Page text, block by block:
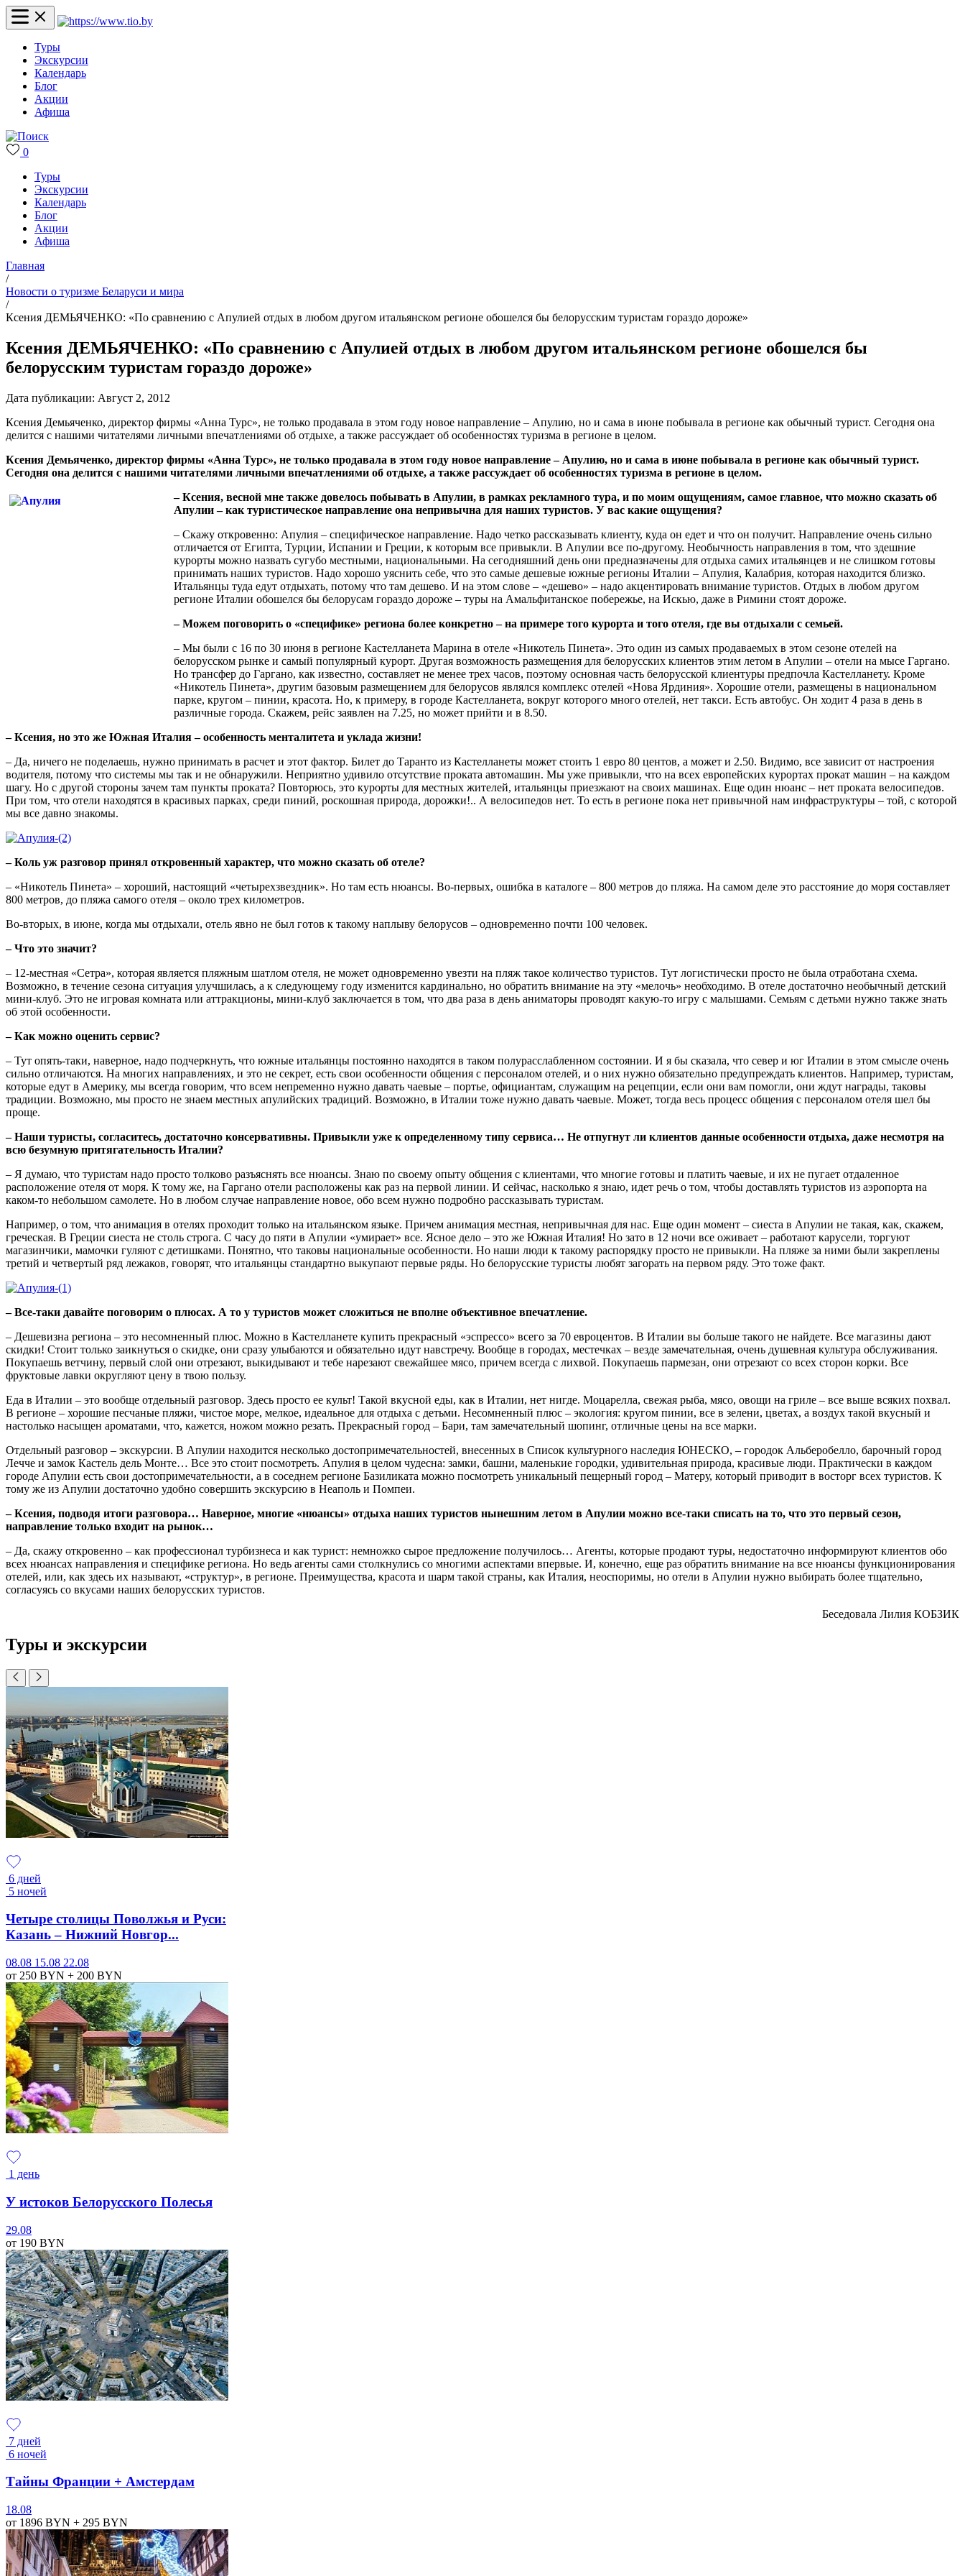
Туры
Экскурсии
Календарь
Блог
Акции
Афиша
0
Туры
Экскурсии
Календарь
Блог
Акции
Афиша
Главная
/
Новости о туризме Беларуси и мира
/
Ксения ДЕМЬЯЧЕНКО: «По сравнению с Апулией отдых в любом другом итальянском регионе обошелся бы белорусским туристам гораздо дороже»
Ксения ДЕМЬЯЧЕНКО: «По сравнению с Апулией отдых в любом другом итальянском регионе обошелся бы
белорусским туристам гораздо дороже»
Дата публикации: Август 2, 2012
Ксения Демьяченко, директор фирмы «Анна Турс», не только продавала в этом году новое направление – Апулию, но и сама в июне побывала в регионе как обычный турист. Сегодня она
делится с нашими читателями личными впечатлениями об отдыхе, а также рассуждает об особенностях туризма в регионе в целом.
Ксения Демьяченко, директор фирмы «Анна Турс», не только продавала в этом году новое направление – Апулию, но и сама в июне побывала в регионе как обычный турист.
Сегодня она делится с нашими читателями личными впечатлениями об отдыхе, а также рассуждает об особенностях туризма в регионе в целом.
– Ксения, весной мне также довелось побывать в Апулии, в рамках рекламного тура, и по моим ощущениям, самое главное, что можно сказать об
Апулии – как туристическое направление она непривычна для наших туристов. У вас какие ощущения?
– Скажу откровенно: Апулия – специфическое направление. Надо четко рассказывать клиенту, куда он едет и что он получит. Направление очень сильно
отличается от Египта, Турции, Испании и Греции, к которым все привыкли. В Апулии все по-другому. Необычность направления в том, что здешние
курорты можно назвать сугубо местными, национальными. На сегодняшний день они предназначены для отдыха самих итальянцев и не слишком готовы
принимать наших туристов. Надо хорошо уяснить себе, что это самые дешевые южные регионы Италии – Апулия, Калабрия, которая находится близко.
Итальянцы туда едут отдыхать, потому что там дешево. И на этом слове – «дешево» – надо акцентировать внимание туристов. Отдых в любом другом
регионе Италии обошелся бы белорусам гораздо дороже – туры на Амальфитанское побережье, на Искью, даже в Римини стоят дороже.
– Можем поговорить о «специфике» региона более конкретно – на примере того курорта и того отеля, где вы отдыхали с семьей.
– Мы были с 16 по 30 июня в регионе Кастелланета Марина в отеле «Никотель Пинета». Это один из самых продаваемых в этом сезоне оте­лей на
белорусском рынке и самый популярный курорт. Другая возможность размещения для белорусских клиентов этим летом в Апулии – оте­ли на мысе Гаргано.
Но трансфер до Гаргано, как известно, составляет не менее трех часов, поэтому основная часть белорусской клиентуры предпочла Кастелланету. Кроме
«Никотель Пинета», другим базовым размещением для белорусов являлся комплекс отелей «Нова Ярдиния». Хорошие отели, размещены в национальном
парке, кругом – пинии, красота. Но, к примеру, в городе Кастелланета, вокруг которого много отелей, нет такси. Есть автобус. Он ходит 4 раза в день в
различные города. Скажем, рейс заявлен на 7.25, но может прийти и в 8.50.
– Ксения, но это же Южная Италия – особенность менталитета и уклада жизни!
– Да, ничего не поделаешь, нужно принимать в расчет и этот фактор. Билет до Таранто из Кастелланеты может стоить 1 евро 80 центов, а может и 2.50. Видимо, все зависит от настроения
водителя, потому что системы мы так и не обнаружили. Неприятно удивило отсутствие проката автомашин. Мы уже привыкли, что на всех европейских курортах прокат машин – на каждом
шагу. Но с другой стороны зачем там пункты проката? Повторюсь, это курорты для местных жителей, итальянцы приезжают на своих машинах. Еще один нюанс – нет проката велосипедов.
При том, что отели находятся в красивых парках, среди пиний, роскошная природа, дорожки!.. А велосипедов нет. То есть в регионе пока нет привычной нам инфраструктуры – той, с которой
мы все давно знакомы.
– Коль уж разговор принял откровенный характер, что можно сказать об отеле?
– «Никотель Пинета» – хороший, настоящий «четырехзвездник». Но там есть нюансы. Во-первых, ошибка в каталоге – 800 метров до пляжа. На самом деле это расстояние до моря составляет
800 метров, до пляжа самого отеля – около трех километров.
Во-вторых, в июне, когда мы отдыхали, отель явно не был готов к такому наплыву белорусов – одновременно почти 100 человек.
– Что это значит?
– 12-местная «Сетра», которая является пляжным шатлом отеля, не может одновременно увезти на пляж такое количество туристов. Тут логистически просто не была отработана схема.
Возможно, в течение сезона ситуация улучшилась, а к следующему году изменится кардинально, но обратить внимание на эту «мелочь» необходимо. В отеле достаточно необычный детский
мини-клуб. Это не игровая комната или аттракционы, мини-клуб заключается в том, что два раза в день аниматоры проводят какую-то игру с малышами. Семьям с детьми нужно также знать
об этой особенности.
– Как можно оценить сервис?
– Тут опять-таки, наверное, надо подчеркнуть, что южные итальянцы постоянно находятся в таком полурасслабленном состоянии. И я бы сказала, что север и юг Италии в этом смысле очень
сильно отличаются. На многих направлениях, и это не секрет, есть свои особенности общения с персоналом отелей, и о них нужно обязательно предупреждать клиентов. Например, туристам,
которые едут в Америку, мы всегда говорим, что всем непременно нужно давать чаевые – портье, официантам, служащим на рецепции, если они вам помогли, они ждут награды, таковы
традиции. Возможно, мы просто не знаем местных апулийских традиций. Возможно, в Италии тоже нужно давать чаевые. Может, тогда весь процесс общения с персоналом отеля шел бы
проще.
– Наши туристы, согласитесь, достаточно консервативны. Привыкли уже к определенному типу сервиса… Не отпугнут ли клиентов данные особенности отдыха, даже несмотря на
всю безумную притягательность Италии?
– Я думаю, что туристам надо просто толково разъяснять все нюансы. Знаю по своему опыту общения с клиентами, что многие готовы и платить чаевые, и их не пугает отдаленное
расположение отеля от моря. К тому же, на Гаргано отели расположены как раз на первой линии. И сейчас, насколько я знаю, идет речь о том, чтобы доставлять туристов из аэропорта на
каком-то небольшом самолете. Но в любом случае направление новое, обо всем нужно подробно рассказывать туристам.
Например, о том, что анимация в оте­лях проходит только на итальянском языке. Причем анимация местная, непривычная для нас. Еще один момент – сиеста в Апулии не такая, как, скажем,
греческая. В Греции сиеста не столь строга. С часу до пяти в Апулии «умирает» все. Ясное дело – это же Южная Италия! Но зато в 12 ночи все оживает – работают карусели, торгуют
магазинчики, мамочки гуляют с детишками. Понятно, что таковы национальные особенности. Но наши люди к такому распорядку просто не привыкли. На пляже за ними были закреплены
третий и четвертый ряд лежаков, говорят, что итальянцы стандартно выкупают первые ряды. Но белорусские туристы любят загорать на первом ряду. Это тоже факт.
– Все-таки давайте поговорим о плюсах. А то у туристов может сложиться не вполне объективное впечатление.
– Дешевизна региона – это несомненный плюс. Можно в Кастелланете купить прекрасный «эспрессо» всего за 70 евроцентов. В Италии вы больше такого не найдете. Все магазины дают
скидки! Стоит только заикнуться о скидке, они сразу улыбаются и обязательно идут навстречу. Вообще в городах, местечках – везде замечательная, очень душевная культура обслуживания.
Покупаешь ветчину, первый слой они отрезают, выкидывают и тебе нарезают свежайшее мясо, причем всегда с лихвой. Покупаешь пармезан, они отрезают со всех сторон корки. Все
фруктовые лавки округляют цену в твою пользу.
Еда в Италии – это вообще отдельный разговор. Здесь просто ее культ! Такой вкусной еды, как в Италии, нет нигде. Моцарелла, свежая рыба, мясо, овощи на гриле – все выше всяких похвал.
В регионе – хорошие песчаные пляжи, чистое море, мелкое, идеальное для отдыха с детьми. Несомненный плюс – экология: кругом пинии, все в зелени, цветах, а воздух такой вкусный и
настолько насыщен ароматами, что, кажется, ножом можно резать. Прекрасный город – Бари, там замечательный шопинг, отличные цены на все марки.
Отдельный разговор – экскурсии. В Апулии находится несколько достопримечательностей, внесенных в Список культурного наследия ЮНЕСКО, – городок Альберобелло, барочный город
Лечче и замок Кастель дель Монте… Все это стоит посмотреть. Апулия в целом чудесна: замки, башни, маленькие городки, удивительная природа, красивые люди. Практически в каждом
городе Апулии есть свои достопримечательности, а в соседнем регионе Базиликата можно посмотреть уникальный пещерный город – Матеру, который приводит в восторг всех туристов. К
тому же из Апулии достаточно удобно совершить экскурсию в Неаполь и Помпеи.
– Ксения, подводя итоги разговора… Наверное, многие «нюансы» отдыха наших туристов нынешним летом в Апулии можно все-таки списать на то, что это первый сезон,
направление только входит на рынок…
– Да, скажу откровенно – как профессионал турбизнеса и как турист: немножко сырое предложение получилось… Агенты, которые продают туры, недостаточно информируют клиентов обо
всех нюансах направления и специфике региона. Но ведь агенты сами столкнулись со многими аспектами впервые. И, конечно, еще раз обратить внимание на все нюансы функционирования
отелей, или, как здесь их называют, «структур», в регионе. Преимущества, красота и шарм такой страны, как Италия, неоспоримы, но отели в Апулии нужно выбирать более тщательно,
согласуясь со вкусами наших белорусских туристов.
Беседовала Лилия КОБЗИК
Туры и экскурсии
6 дней
5 ночей
Четыре столицы Поволжья и Руси:
Казань – Нижний Новгор...
08.08 15.08 22.08
от 250 BYN + 200 BYN
1 день
У истоков Белорусского Полесья
29.08
от 190 BYN
7 дней
6 ночей
Тайны Франции + Амстердам
18.08
от 1896 BYN + 295 BYN